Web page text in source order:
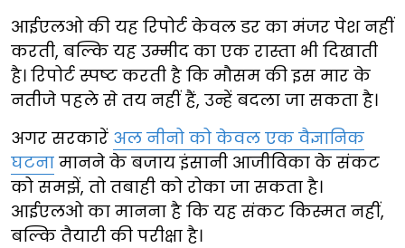
आईएलओ की यह रिपोर्ट केवल डर का मंजर पेश नहीं
करती, बल्कि यह उम्मीद का एक रास्ता भी दिखाती
है। रिपोर्ट स्पष्ट करती है कि मौसम की इस मार के
नतीजे पहले से तय नहीं हैं, उन्हें बदला जा सकता है।
अगर सरकारें अल नीनो को केवल एक वैज्ञानिक
घटना मानने के बजाय इंसानी आजीविका के संकट
को समझें, तो तबाही को रोका जा सकता है।
आईएलओ का मानना है कि यह संकट किस्मत नहीं,
बल्कि तैयारी की परीक्षा है।